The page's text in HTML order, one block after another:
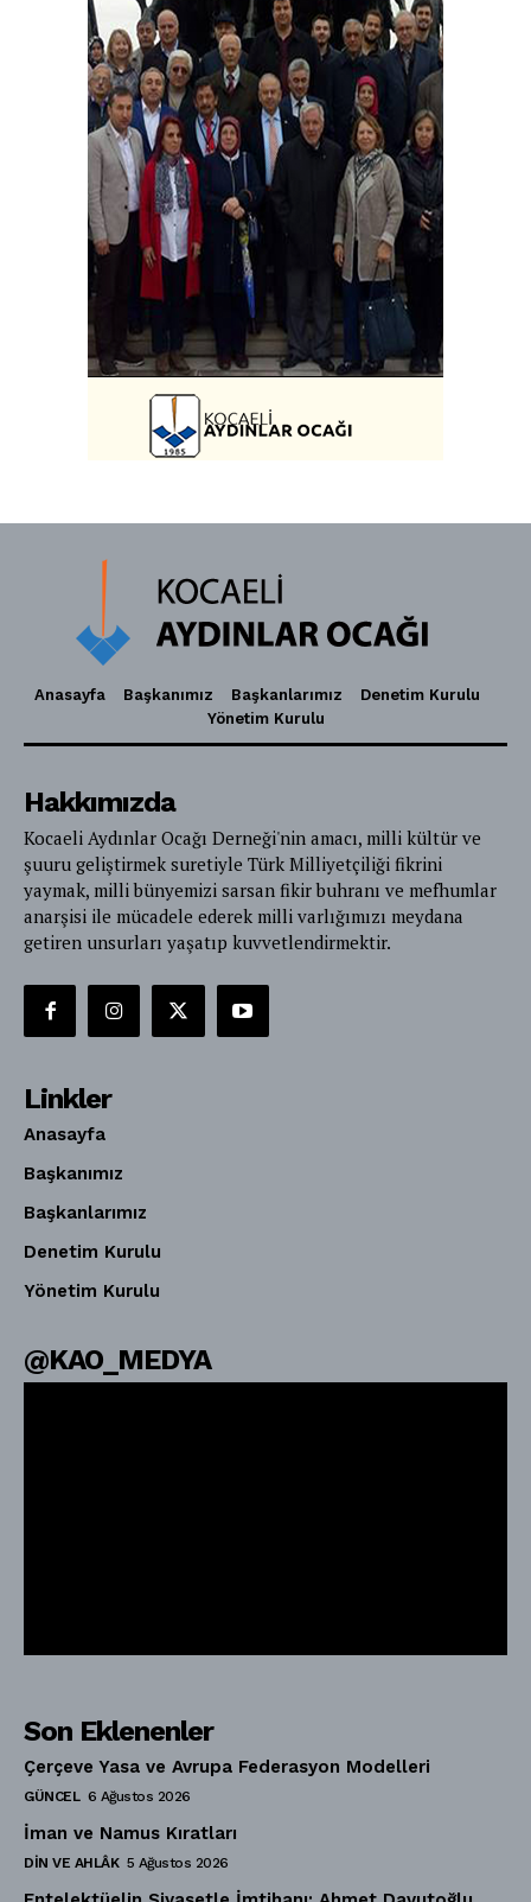
Anasayfa Başkanımız Başkanlarımız
Denetim Kurulu
Yönetim Kurulu
Hakkımızda
Kocaeli Aydınlar Ocağı Derneği'nin amacı, milli kültür ve
şuuru geliştirmek suretiyle Türk Milliyetçiliği fikrini
yaymak, milli bünyemizi sarsan fikir buhranı ve mefhumlar
anarşisi ile mücadele ederek milli varlığımızı meydana
getiren unsurları yaşatıp kuvvetlendirmektir.
Linkler
Anasayfa
Başkanımız
Başkanlarımız
Denetim Kurulu
Yönetim Kurulu
@KAO_MEDYA
Son Eklenenler
Çerçeve Yasa ve Avrupa Federasyon Modelleri
GÜNCEL 6 Ağustos 2026
İman ve Namus Kıratları
DIN VE AHLÂK 5 Ağustos 2026